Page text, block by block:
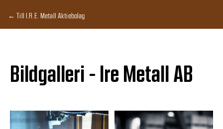
← Till I.R.E. Metall Aktiebolag
Bildgalleri - Ire Metall AB